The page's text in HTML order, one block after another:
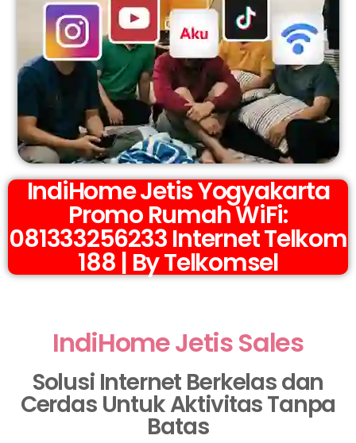
IndiHome Jetis Yogyakarta
Promo Rumah WiFi:
081333256233 Internet Telkom
188 | By Telkomsel
IndiHome Jetis Sales
Solusi Internet Berkelas dan
Cerdas Untuk Aktivitas Tanpa
Batas